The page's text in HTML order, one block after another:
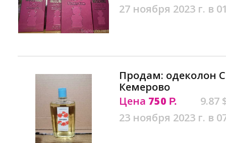
27 ноября 2023 г. в
Продам: одеколон
Кемерово
Цена 750 Р.
9.87
23 ноября 2023 г. в